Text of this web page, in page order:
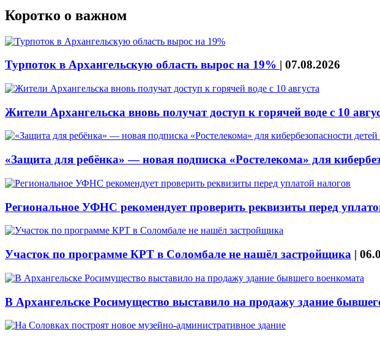
Коротко о важном
Турпоток в Архангельскую область вырос на 19% | 07.08.2026
Жители Архангельска вновь получат доступ к горячей воде с 10
«Защита для ребёнка» — новая подписка «Ростелекома» для
Региональное УФНС рекомендует проверить реквизиты перед
Участок по программе КРТ в Соломбале не нашёл застройщика |
В Архангельске Росимущество выставило на продажу здание